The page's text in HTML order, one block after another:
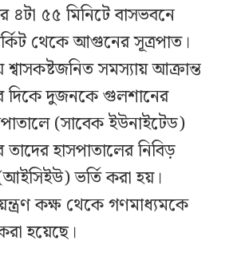
৫৫ মিনিটে বাসভবনে
থেকে আগুনের সূত্রপাত।
সমস্যায় আক্রান্ত
দিকে দুজনকে গুলশানের
(সাবেক ইউনাইটেড)
হাসপাতালের নিবিড়
(আইসিইউ) ভর্তি করা হয়।
কক্ষ থেকে গণমাধ্যমকে
হয়েছে।